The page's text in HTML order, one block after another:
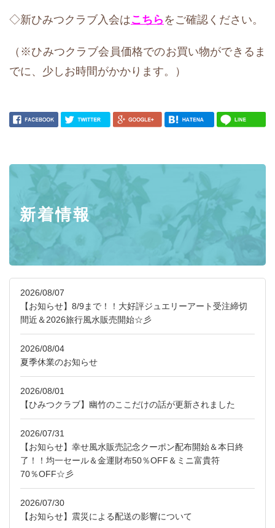
◇新ひみつクラブ入会はこちら をご確認ください。
（※ひみつクラブ会員価格でのお買い物ができるま
でに、少しお時間がかかります。）
新着情報
2026/08/07
【お知らせ】8/9まで！！大好評ジュエリーアート受注締切
間近＆2026旅行風水販売開始☆彡
2026/08/04
夏季休業のお知らせ
2026/08/01
【ひみつクラブ】幽竹のここだけの話が更新されました
2026/07/31
【お知らせ】幸せ風水販売記念クーポン配布開始＆本日終
了！！均一セール＆金運財布50％OFF＆ミニ富貴符
70％OFF☆彡
2026/07/30
【お知らせ】震災による配送の影響について